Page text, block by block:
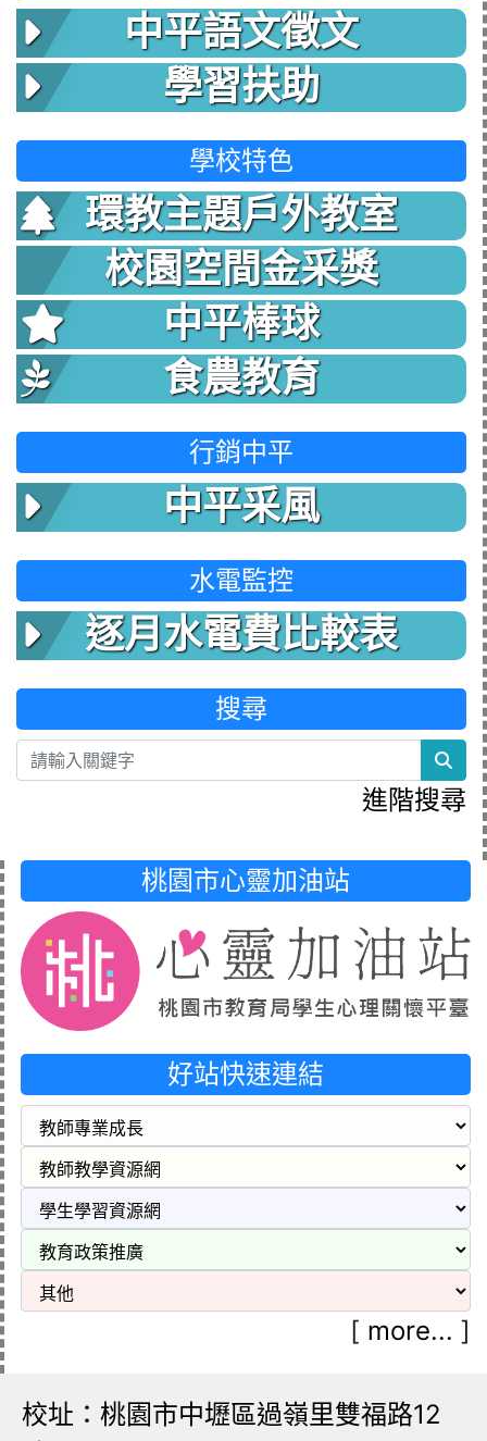
中平語文徵文
學習扶助
學校特色
環教主題戶外教室
校園空間金采獎
中平棒球
食農教育
行銷中平
中平采風
水電監控
逐月水電費比較表
搜尋
進階搜尋
桃園市心靈加油站
好站快速連結
[ more... ]
校址：桃園市中壢區過嶺里雙福路12